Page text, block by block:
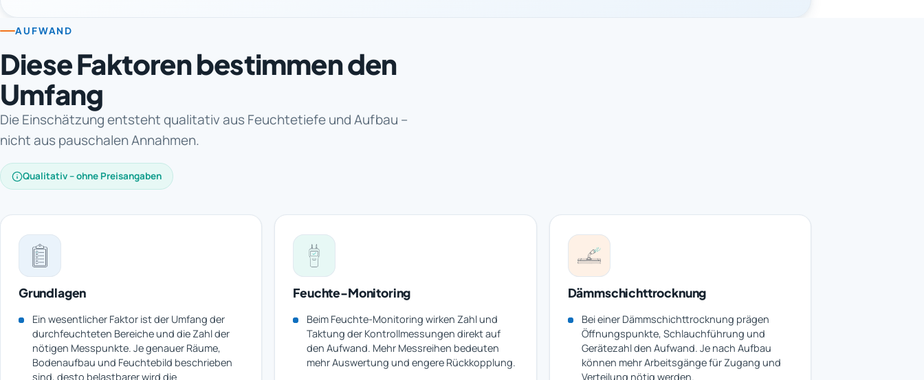
AUFWAND
Diese Faktoren bestimmen den
Umfang
Die Einschätzung entsteht qualitativ aus Feuchtetiefe und Aufbau –
nicht aus pauschalen Annahmen.
Qualitativ – ohne Preisangaben
Grundlagen
Ein wesentlicher Faktor ist der Umfang der
durchfeuchteten Bereiche und die Zahl der
nötigen Messpunkte. Je genauer Räume,
Bodenaufbau und Feuchtebild beschrieben
sind, desto belastbarer wird die
Feuchte-Monitoring
Beim Feuchte-Monitoring wirken Zahl und
Taktung der Kontrollmessungen direkt auf
den Aufwand. Mehr Messreihen bedeuten
mehr Auswertung und engere Rückkopplung.
Dämmschichttrocknung
Bei einer Dämmschichttrocknung prägen
Öffnungspunkte, Schlauchführung und
Gerätezahl den Aufwand. Je nach Aufbau
können mehr Arbeitsgänge für Zugang und
Verteilung nötig werden.